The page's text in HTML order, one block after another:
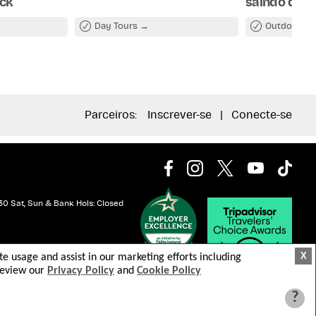
Day Tours
saindo de
Outdoor
Parceiros: Inscrever-se Conecte-se
Sat, Sun & Bank Hols: Closed
X
usage and assist in our marketing efforts including
our Privacy Policy and Cookie Policy
?